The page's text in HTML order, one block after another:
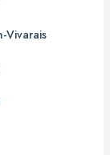
Vivarais